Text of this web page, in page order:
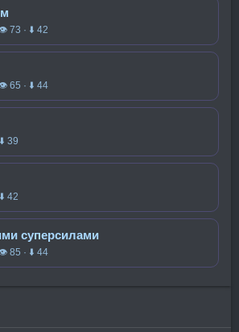
73 · ⬇ 42
65 · ⬇ 44
39
42
суперсилами
85 · ⬇ 44